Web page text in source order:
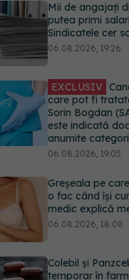
EXCLUSIV
care pot fi
Sorin Bogdan
este indicată
Greșeala pe
o fac când își
medic explică
06.08.2026, 18:08
Colebil și
temporar în
explică de ce a
06.08.2026, 16:37
Cum aleg
potrivită de